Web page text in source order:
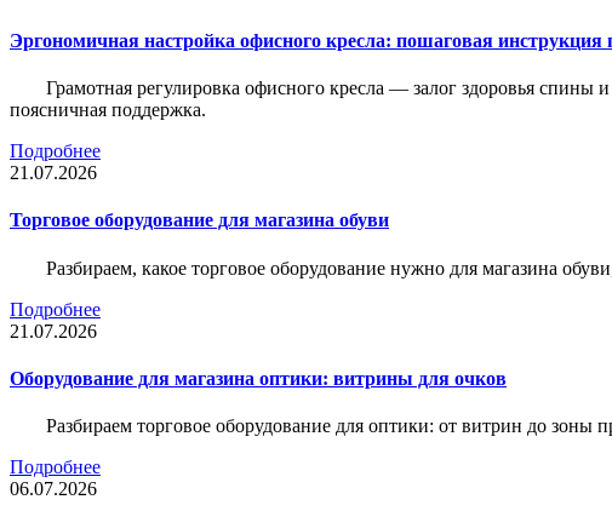
Эргономичная настройка офисного кресла: пошаговая
Грамотная регулировка офисного кресла — залог здоровья спины
поясничная поддержка.
Подробнее
21.07.2026
Торговое оборудование для магазина обуви
Разбираем, какое торговое оборудование нужно для магазина
Подробнее
21.07.2026
Оборудование для магазина оптики: витрины для очков
Разбираем торговое оборудование для оптики: от витрин до зоны
Подробнее
06.07.2026